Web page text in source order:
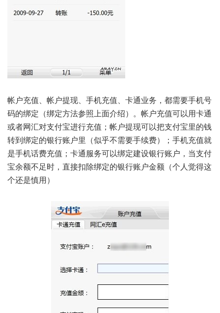
帐户充值、帐户提现、手机充值、卡通业务，都需要手机号
码的绑定（绑定方法参照上面介绍）。帐户充值可以用卡通
或者网汇对支付宝进行充值；帐户提现可以把支付宝里的钱
转到绑定的银行账户里（似乎不需要手续费）；手机充值就
是手机话费充值；卡通服务可以绑定建设银行账户，当支付
宝余额不足时，直接扣除绑定的银行账户金额（个人觉得这
个还是慎用）